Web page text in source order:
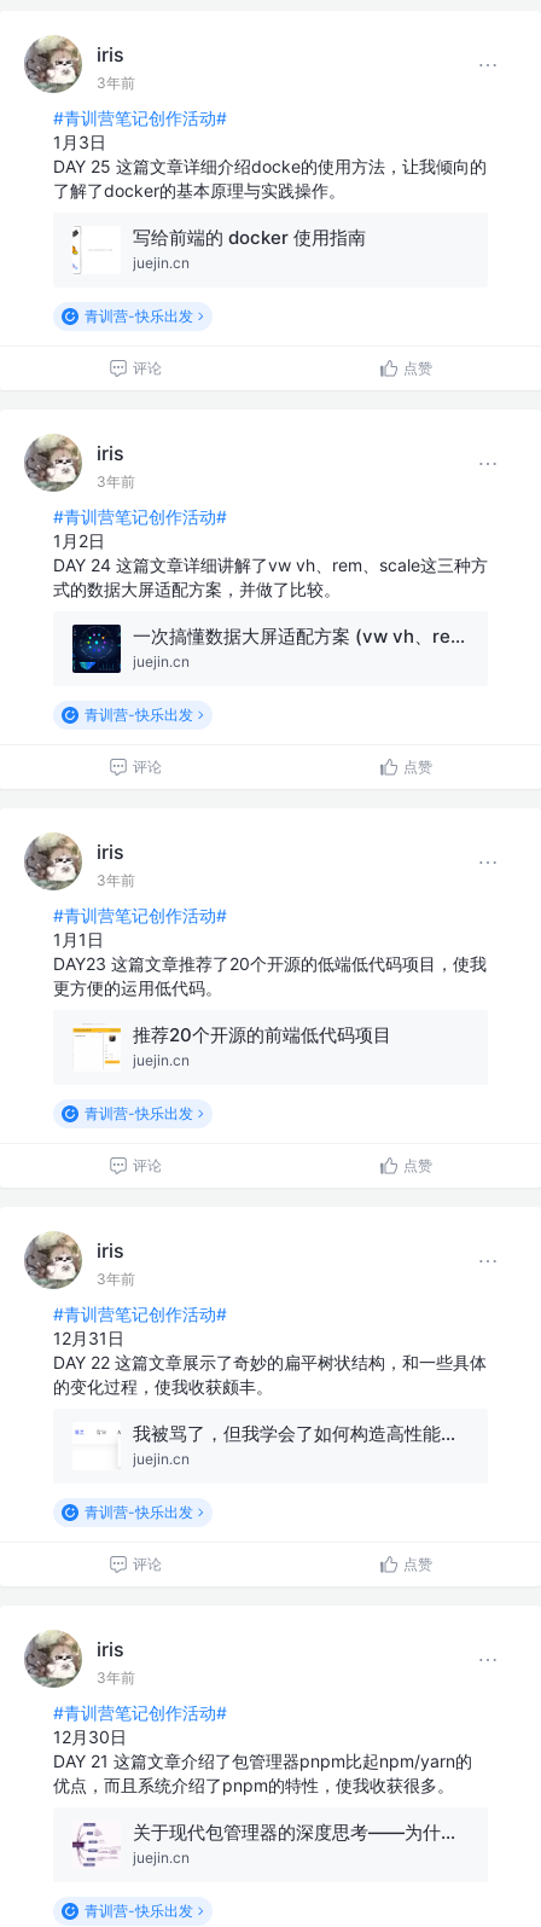
iris
3年前
#青训营笔记创作活动#
1月3日
DAY 25 这篇文章详细介绍docke的使用方法，让我倾向的
了解了docker的基本原理与实践操作。
写给前端的 docker 使用指南
juejin.cn
青训营-快乐出发
评论 点赞
iris
3年前
#青训营笔记创作活动#
1月2日
DAY 24 这篇文章详细讲解了vw vh、rem、scale这三种方
式的数据大屏适配方案，并做了比较。
一次搞懂数据大屏适配方案 (vw vh、rem、scale)
juejin.cn
青训营-快乐出发
评论 点赞
iris
3年前
#青训营笔记创作活动#
1月1日
DAY23 这篇文章推荐了20个开源的低端低代码项目，使我
更方便的运用低代码。
推荐20个开源的前端低代码项目
juejin.cn
青训营-快乐出发
评论 点赞
iris
3年前
#青训营笔记创作活动#
12月31日
DAY 22 这篇文章展示了奇妙的扁平树状结构，和一些具体
的变化过程，使我收获颇丰。
我被骂了，但我学会了如何构造高性能的树状结构🔥
juejin.cn
青训营-快乐出发
评论 点赞
iris
3年前
#青训营笔记创作活动#
12月30日
DAY 21 这篇文章介绍了包管理器pnpm比起npm/yarn的
优点，而且系统介绍了pnpm的特性，使我收获很多。
关于现代包管理器的深度思考——为什么现在我更推荐 pnpm 而不是 npm/yarn?
juejin.cn
青训营-快乐出发